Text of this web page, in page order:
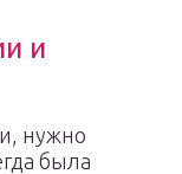
и
нужно
была